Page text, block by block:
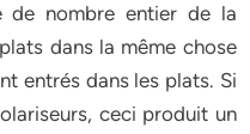
de nombre entier de la
dans la même chose
entrés dans les plats. Si
ceci produit un